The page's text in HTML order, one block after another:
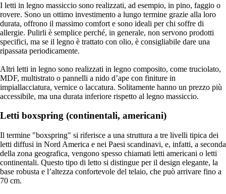
I letti in legno massiccio sono realizzati, ad esempio, in pino, faggio o
rovere. Sono un ottimo investimento a lungo termine grazie alla loro
durata, offrono il massimo comfort e sono ideali per chi soffre di
allergie. Pulirli è semplice perché, in generale, non servono prodotti
specifici, ma se il legno è trattato con olio, è consigliabile dare una
ripassata periodicamente.
Altri letti in legno sono realizzati in legno composito, come truciolato,
MDF, multistrato o pannelli a nido d’ape con finiture in
impiallacciatura, vernice o laccatura. Solitamente hanno un prezzo più
accessibile, ma una durata inferiore rispetto al legno massiccio.
Letti boxspring (continentali, americani)
Il termine "boxspring" si riferisce a una struttura a tre livelli tipica dei
letti diffusi in Nord America e nei Paesi scandinavi, e, infatti, a seconda
della zona geografica, vengono spesso chiamati letti americani o letti
continentali. Questo tipo di letto si distingue per il design elegante, la
base robusta e l’altezza confortevole del telaio, che può arrivare fino a
70 cm.